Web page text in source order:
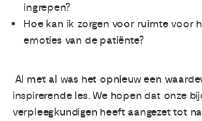
ingrepen?
Hoe kan ik zorgen voor ruimte voor
emoties van de patiënte?
Al met al was het opnieuw een
inspirerende les. We hopen dat onze
verpleegkundigen heeft aangezet tot